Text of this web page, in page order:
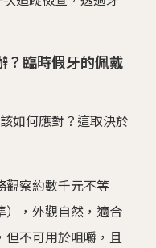
？臨時假牙的佩戴
如何應對？這取決於
觀察約數千元不等
），外觀自然，適合
不可用於咀嚼，且